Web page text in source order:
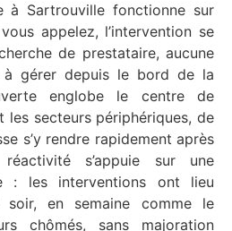
à Sartrouville fonctionne sur
appelez, l’intervention se
de prestataire, aucune
à gérer depuis le bord de la
englobe le centre de
les secteurs périphériques, de
s’y rendre rapidement après
s’appuie sur une
: les interventions ont lieu
soir, en semaine comme le
chômés, sans majoration